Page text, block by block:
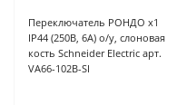
Переключатель РОНДО х1
IP44 (250В, 6А) о/у, слоновая
кость Schneider Electric арт.
VA66-102B-SI